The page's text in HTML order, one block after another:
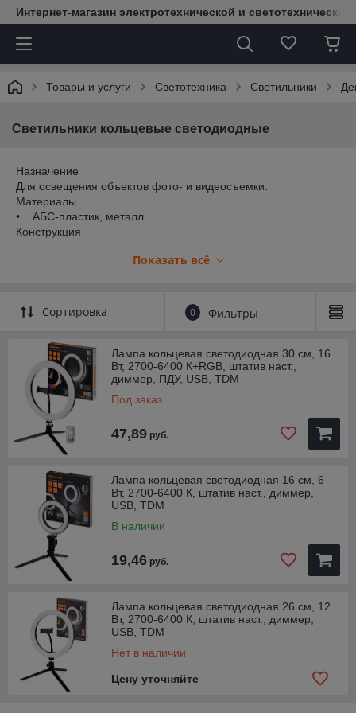
Интернет-магазин электротехнической и
Товары и услуги Светотехника Светильники
Светильники кольцевые светодиодные
Назначение
Для освещения объектов фото- и видеосъемки.
Материалы
• АБС-пластик, металл.
Конструкция
держателем для телефона.
К) и 10 уровней яркости для создания идеального оттенка
кожи модели.
креплением позволяет установить камеру под любым
нужным углом.
• Кабель питания с разъемом USB для подключения лампы
к совместимому адаптеру или внешнему аккумулятору.
• Раздвижной держатель подходит к большинству
популярных моделей смартфонов с шириной от 55 до 80 мм.
• Штатив и держатель могут быть отсоединены для
использования лампы в качестве заливающего света при
макросъемке зеркальной камерой.
• Интуитивно понятное управление.
RGB- светодиоды для создания 21 светового эффекта без
использования дополнительных фильтров. Возможность
выбора скорости переключения цвета в динамических
режимах с помощью пульта дистанционного управления
(для арт. SQ0373-0303).
Показать всё
Сортировка 0 Фильтры
Лампа кольцевая светодиодная 30 см, 16
Вт, 2700-6400 К+RGB, штатив наст.,
диммер, ПДУ, USB, TDM
Под заказ
47,89 руб.
Лампа кольцевая светодиодная 16 см, 6
Вт, 2700-6400 К, штатив наст., диммер,
USB, TDM
В наличии
19,46 руб.
Лампа кольцевая светодиодная 26 см, 12
Вт, 2700-6400 К, штатив наст., диммер,
USB, TDM
Нет в наличии
Цену уточняйте